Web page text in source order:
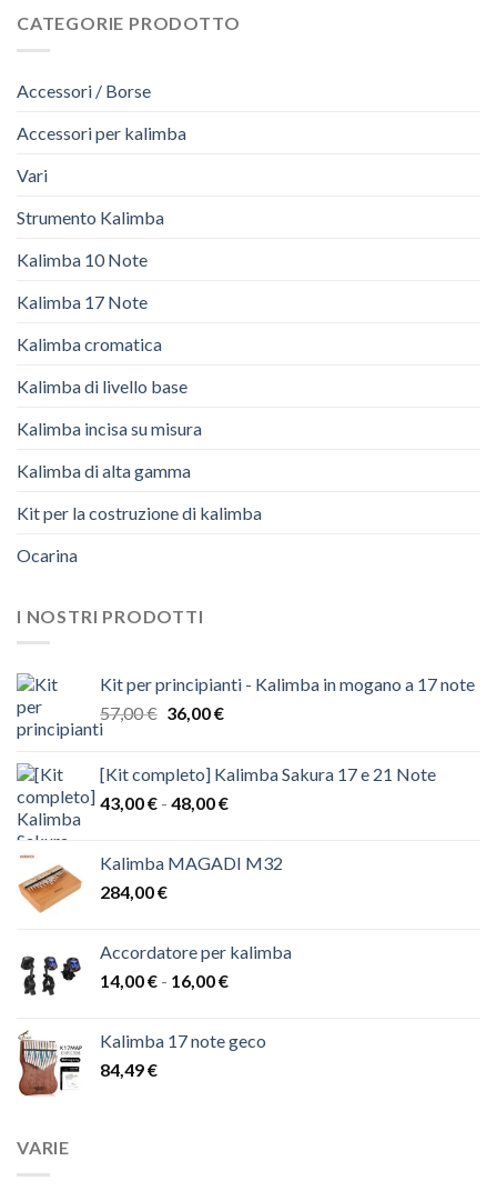
CATEGORIE PRODOTTO
Accessori / Borse
Accessori per kalimba
Vari
Strumento Kalimba
Kalimba 10 Note
Kalimba 17 Note
Kalimba cromatica
Kalimba di livello base
Kalimba incisa su misura
Kalimba di alta gamma
Kit per la costruzione di kalimba
Ocarina
I NOSTRI PRODOTTI
Kit per principianti - Kalimba in mogano a 17 note
57,00€ Il
era:
57,00 €.
36,00€Il
è:
36,00 €.
[Kit completo] Kalimba Sakura 17 e 21 Note
43,00€ - 48,00€Fascia
da
48,00 €
Kalimba MAGADI M32
284,00€
Accordatore per kalimba
14,00€ - 16,00€Fascia
da
Kalimba 17 note geco
84,49€
VARIE